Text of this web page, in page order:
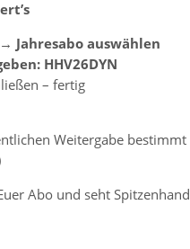
Jahresabo auswählen
HHV26DYN
– fertig
Weitergabe
Abo und seht